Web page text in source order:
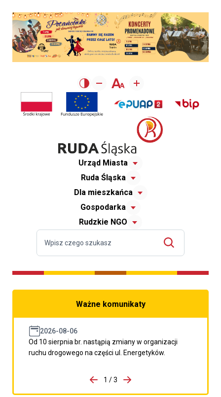
Urząd Miasta
Ruda Śląska
Dla mieszkańca
Gospodarka
Rudzkie NGO
Ważne komunikaty
2026-08-06
Od 10 sierpnia br. nastąpią zmiany w organizacji
ruchu drogowego na części ul. Energetyków.
porzpedniego komunikatu
1 / 3
Przejdź do następnego